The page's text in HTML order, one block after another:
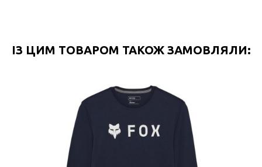
ІЗ ЦИМ ТОВАРОМ ТАКОЖ ЗАМОВЛЯЛИ: